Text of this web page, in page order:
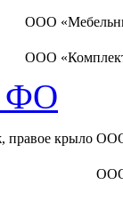
ООО
ООО
ФО
правое крыло